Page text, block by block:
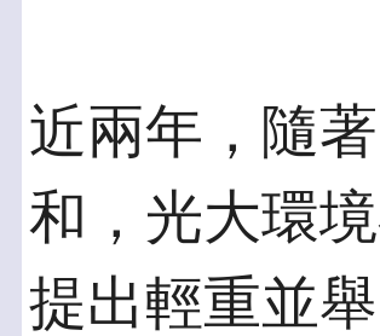
近兩年，隨
和，光大環
提出輕重並